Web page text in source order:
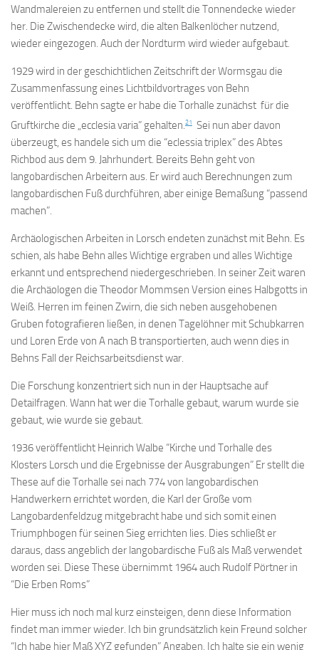
Wandmalereien zu entfernen und stellt die Tonnendecke wieder
her. Die Zwischendecke wird, die alten Balkenlöcher nutzend,
wieder eingezogen. Auch der Nordturm wird wieder aufgebaut.
1929 wird in der geschichtlichen Zeitschrift der Wormsgau die
Zusammenfassung eines Lichtbildvortrages von Behn
veröffentlicht. Behn sagte er habe die Torhalle zunächst für die
Gruftkirche die „ecclesia varia” gehalten.21
Sei nun aber davon
überzeugt, es handele sich um die “eclessia triplex” des Abtes
Richbod aus dem 9. Jahrhundert. Bereits Behn geht von
langobardischen Arbeitern aus. Er wird auch Berechnungen zum
langobardischen Fuß durchführen, aber einige Bemaßung “passend
machen”.
Archäologischen Arbeiten in Lorsch endeten zunächst mit Behn. Es
schien, als habe Behn alles Wichtige ergraben und alles Wichtige
erkannt und entsprechend niedergeschrieben. In seiner Zeit waren
die Archäologen die Theodor Mommsen Version eines Halbgotts in
Weiß. Herren im feinen Zwirn, die sich neben ausgehobenen
Gruben fotografieren ließen, in denen Tagelöhner mit Schubkarren
und Loren Erde von A nach B transportierten, auch wenn dies in
Behns Fall der Reichsarbeitsdienst war.
Die Forschung konzentriert sich nun in der Hauptsache auf
Detailfragen. Wann hat wer die Torhalle gebaut, warum wurde sie
gebaut, wie wurde sie gebaut.
1936 veröffentlicht Heinrich Walbe “Kirche und Torhalle des
Klosters Lorsch und die Ergebnisse der Ausgrabungen” Er stellt die
These auf die Torhalle sei nach 774 von langobardischen
Handwerkern errichtet worden, die Karl der Große vom
Langobardenfeldzug mitgebracht habe und sich somit einen
Triumphbogen für seinen Sieg errichten lies. Dies schließt er
daraus, dass angeblich der langobardische Fuß als Maß verwendet
worden sei. Diese These übernimmt 1964 auch Rudolf Pörtner in
“Die Erben Roms”
Hier muss ich noch mal kurz einsteigen, denn diese Information
findet man immer wieder. Ich bin grundsätzlich kein Freund solcher
“Ich habe hier Maß XYZ gefunden” Angaben. Ich halte sie ein wenig